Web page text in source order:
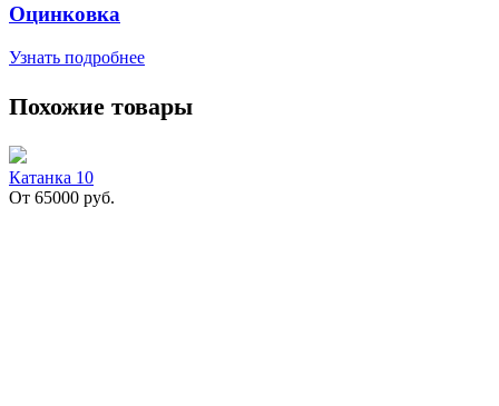
Оцинковка
Узнать подробнее
Похожие товары
Катанка 10
От 65000 руб.